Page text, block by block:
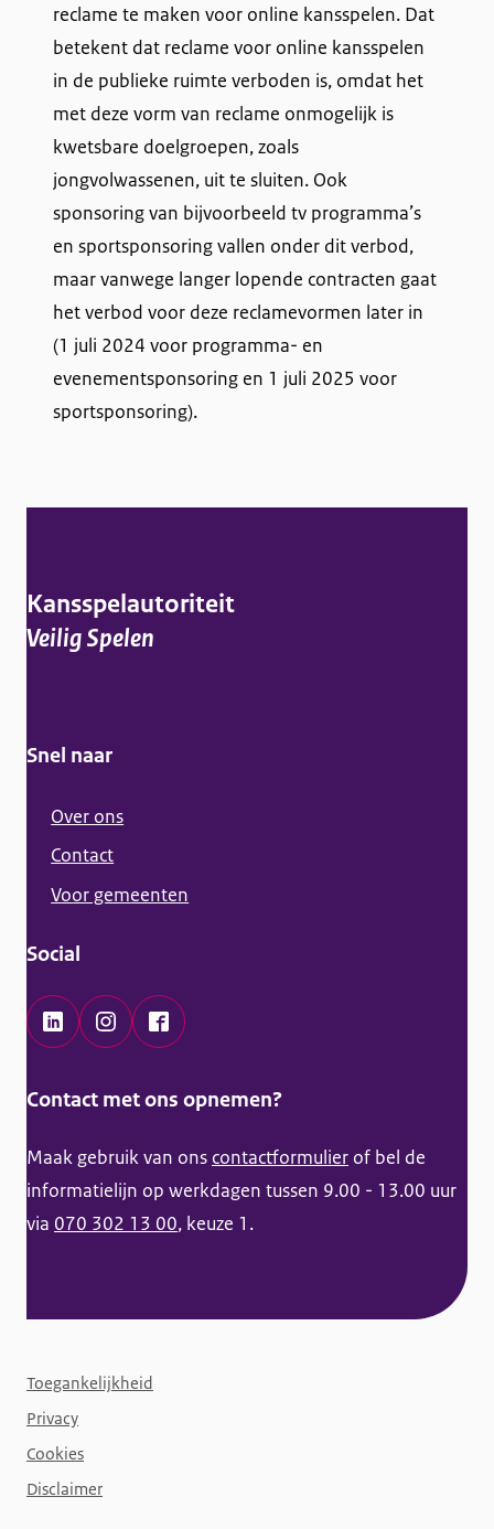
reclame te maken voor online kansspelen. Dat
betekent dat reclame voor online kansspelen
in de publieke ruimte verboden is, omdat het
met deze vorm van reclame onmogelijk is
kwetsbare doelgroepen, zoals
jongvolwassenen, uit te sluiten. Ook
sponsoring van bijvoorbeeld tv programma’s
en sportsponsoring vallen onder dit verbod,
maar vanwege langer lopende contracten gaat
het verbod voor deze reclamevormen later in
(1 juli 2024 voor programma- en
evenementsponsoring en 1 juli 2025 voor
sportsponsoring).
g
e
e
m
a
t
e
Kansspelautoriteit
Veilig Spelen
Snel naar
Over ons
Contact
Voor gemeenten
Social
L
n
e
d
I
p
e
I
s
a
g
r
F
c
b
o
o
Contact met ons opnemen?
Maak gebruik van ons contactformulier of bel de
informatielijn op werkdagen tussen 9.00 - 13.00 uur
via 070 302 13 00, keuze 1.
o
o
t
e
Toegankelijkheid
Privacy
Cookies
Disclaimer